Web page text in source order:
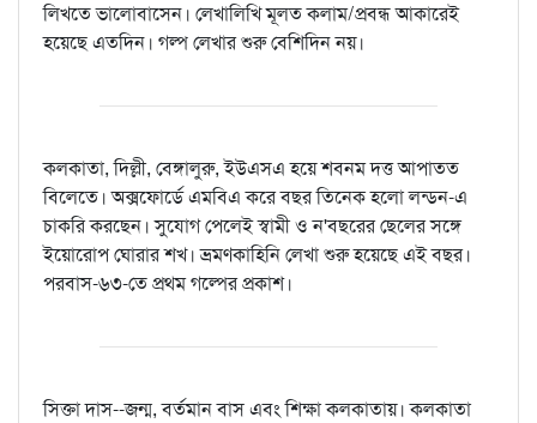
লিখতে ভালোবাসেন। লেখালিখি মূলত কলাম/প্রবন্ধ আকারেই
হয়েছে এতদিন। গল্প লেখার শুরু বেশিদিন নয়।
কলকাতা, দিল্লী, বেঙ্গালুরু, ইউএসএ হয়ে শবনম দত্ত আপাতত
বিলেতে। অক্সফোর্ডে এমবিএ করে বছর তিনেক হলো লন্ডন-এ
চাকরি করছেন। সুযোগ পেলেই স্বামী ও ন'বছরের ছেলের সঙ্গে
ইয়োরোপ ঘোরার শখ। ভ্রমণকাহিনি লেখা শুরু হয়েছে এই বছর।
পরবাস-৬৩-তে প্রথম গল্পের প্রকাশ।
সিক্তা দাস--জন্ম, বর্তমান বাস এবং শিক্ষা কলকাতায়। কলকাতা